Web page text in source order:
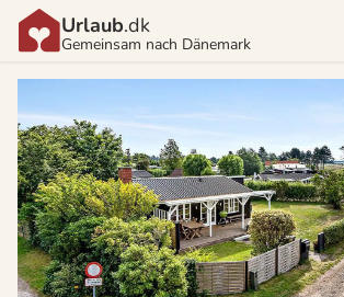
Urlaub.dk
Gemeinsam nach Dänemark